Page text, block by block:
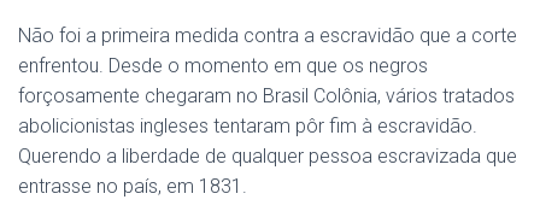
Não foi a primeira medida contra a escravidão que a corte
enfrentou. Desde o momento em que os negros
forçosamente chegaram no Brasil Colônia, vários tratados
abolicionistas ingleses tentaram pôr fim à escravidão.
Querendo a liberdade de qualquer pessoa escravizada que
entrasse no país, em 1831.